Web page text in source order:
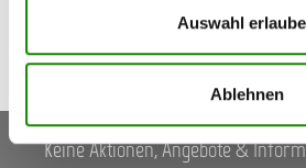
Auswahl
Ablehnen
Keine Aktionen, Angebote &